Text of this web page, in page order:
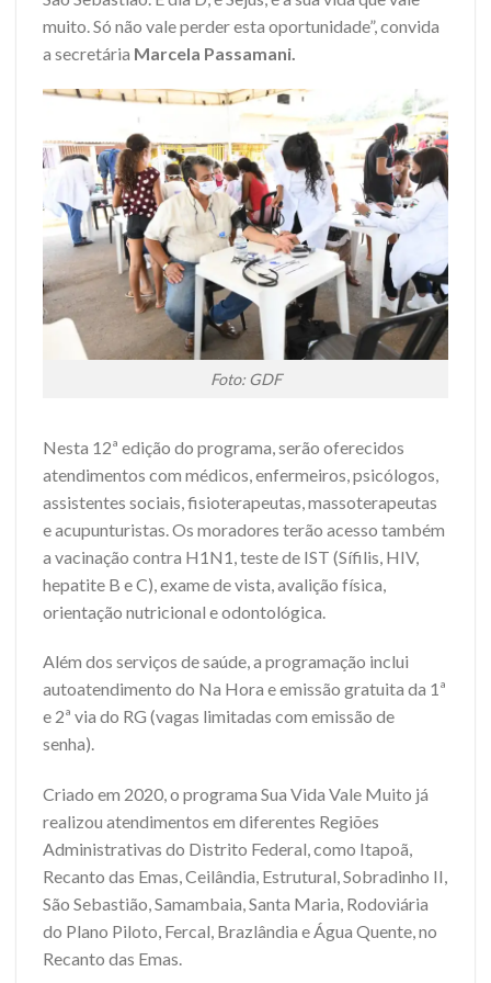
muito. Só não vale perder esta oportunidade”, convida
a secretária Marcela Passamani.
Foto: GDF
Nesta 12ª edição do programa, serão oferecidos
atendimentos com médicos, enfermeiros, psicólogos,
assistentes sociais, fisioterapeutas, massoterapeutas
e acupunturistas. Os moradores terão acesso também
a vacinação contra H1N1, teste de IST (Sífilis, HIV,
hepatite B e C), exame de vista, avalição física,
orientação nutricional e odontológica.
Além dos serviços de saúde, a programação inclui
autoatendimento do Na Hora e emissão gratuita da 1ª
e 2ª via do RG (vagas limitadas com emissão de
senha).
Criado em 2020, o programa Sua Vida Vale Muito já
realizou atendimentos em diferentes Regiões
Administrativas do Distrito Federal, como Itapoã,
Recanto das Emas, Ceilândia, Estrutural, Sobradinho II,
São Sebastião, Samambaia, Santa Maria, Rodoviária
do Plano Piloto, Fercal, Brazlândia e Água Quente, no
Recanto das Emas.